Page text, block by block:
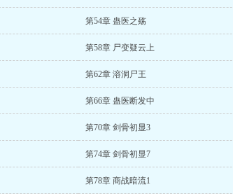
第54章 蛊医之殇
第58章 尸变疑云上
第62章 溶洞尸王
第66章 蛊医断发中
第70章 剑骨初显3
第74章 剑骨初显7
第78章 商战暗流1